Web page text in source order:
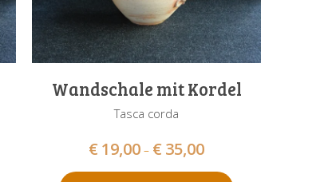
Wandschale mit Kordel
Tasca corda
€ 19,00 – € 35,00